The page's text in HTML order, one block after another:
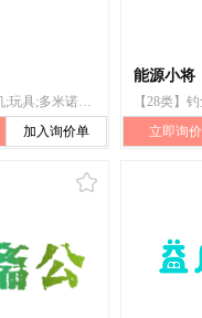
【28类】游戏机;玩具;多米诺骨牌;木偶;棋;体育活动用球;锻炼身体器械;射箭用器具;体育活动器械;游泳池（娱乐用品）
加入询价单
能源小将
立即询价